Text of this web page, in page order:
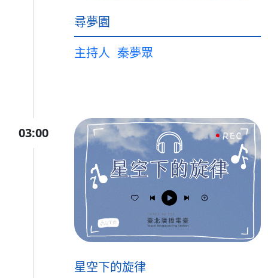
尋夢園
主持人 秦夢眾
03:00
星空下的旋律